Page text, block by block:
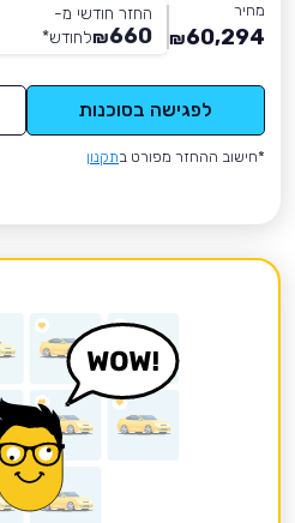
מחיר
60,294
₪
החזר חודשי מ-
660
₪לחודש*
לפגישה בסוכנות
*חישוב ההחזר מפורט בתקנון